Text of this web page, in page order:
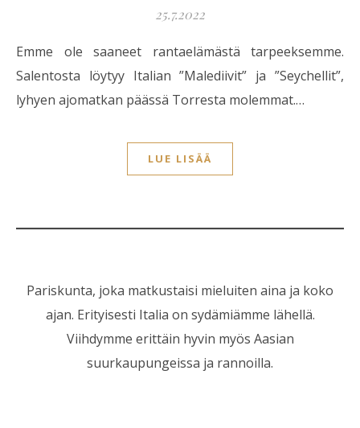
25.7.2022
Emme ole saaneet rantaelämästä tarpeeksemme.
Salentosta löytyy Italian ”Malediivit” ja ”Seychellit”,
lyhyen ajomatkan päässä Torresta molemmat.…
LUE LISÄÄ
Pariskunta, joka matkustaisi mieluiten aina ja koko
ajan. Erityisesti Italia on sydämiämme lähellä.
Viihdymme erittäin hyvin myös Aasian
suurkaupungeissa ja rannoilla.